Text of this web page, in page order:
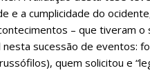
e a cumplicidade do
– que tiveram o
sucessão de eventos:
quem solicitou e